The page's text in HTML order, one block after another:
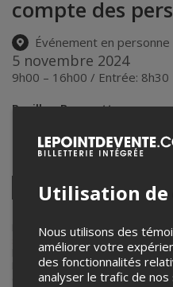
compte des
Événement en personne
5 novembre 2024
9h00 – 16h00 / Entrée: 8h30
Pavillon Bouvrette
Partagez cet événement
Facebook LinkedinPinterestEnvoyer
Lepointdevente.com agit à titre
social Laurentidesdans le cadre
billets pour ses événements.
Pour plus d’information à
contacter l’organisateur de
Utilisation de
Nous utilisons des
améliorer votre
des fonctionnalités
analyser le trafic de nos